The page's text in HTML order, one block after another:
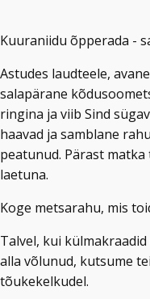
Kuuraniidu õpperada -
Astudes laudteele,
salapärane
ringina ja viib Sind
haavad ja samblane
peatunud. Pärast
laetuna.
Koge metsarahu, mis
Talvel, kui külmakraadid
alla võlunud, kutsume
tõukekelkudel.